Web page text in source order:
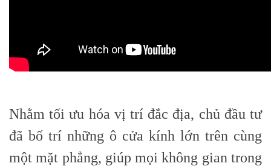
Nhằm tối ưu hóa vị trí đắc địa, chủ đầu tư
đã bố trí những ô cửa kính lớn trên cùng
một mặt phẳng, giúp mọi không gian trong